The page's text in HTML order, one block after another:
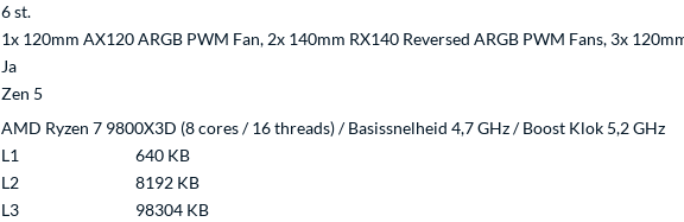
6 st.
1x 120mm AX120 ARGB PWM Fan, 2x 140mm RX140 Reversed ARGB PWM Fans, 3x
Ja
Zen 5
AMD Ryzen 7 9800X3D (8 cores / 16 threads) / Basissnelheid 4,7 GHz / Boost Klok 5,2 GHz
L1
640 KB
L2
8192 KB
L3
98304 KB